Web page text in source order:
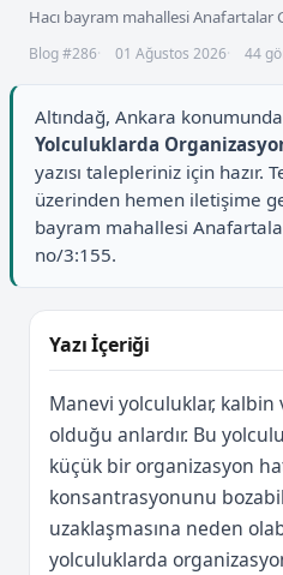
Hacı bayram mahallesi Anafartalar
Blog #286 01 Ağustos 2026 44
Altındağ, Ankara konumunda
Yolculuklarda
yazısı talepleriniz için hazır.
üzerinden hemen iletişime
bayram mahallesi
no/3:155.
Yazı İçeriği
Manevi yolculuklar,
olduğu anlardır. Bu
küçük bir organizasyon
konsantrasyonunu
uzaklaşmasına neden
yolculuklarda